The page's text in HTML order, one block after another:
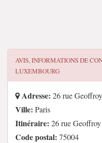
AVIS, INFORMATIONS DE
LUXEMBOURG
Adresse: 26 rue
Ville: Paris
Itinéraire: 26 rue
Code postal: 75004